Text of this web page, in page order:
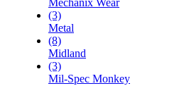
(3)
Metal
(8)
Midland
(3)
Mil-Spec Monkey